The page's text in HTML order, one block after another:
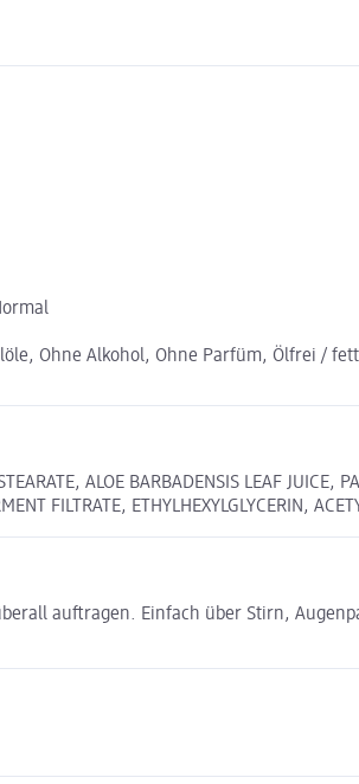
Ohne Alkohol, Ohne Parfüm, Ölfrei /
ALOE BARBADENSIS LEAF JUICE,
FILTRATE, ETHYLHEXYLGLYCERIN,
auftragen. Einfach über Stirn,